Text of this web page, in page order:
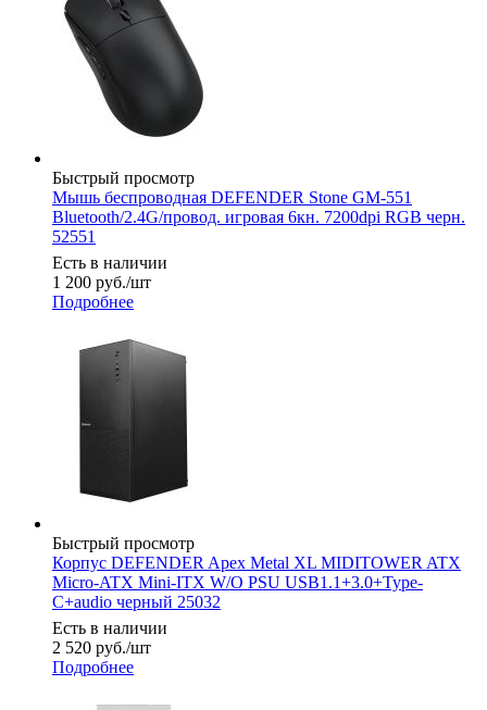
Быстрый просмотр
Мышь беспроводная DEFENDER Stone GM-551
Bluetooth/2.4G/провод. игровая 6кн. 7200dpi RGB черн.
52551
Есть в наличии
1 200 руб./шт
Подробнее
Быстрый просмотр
Корпус DEFENDER Apex Metal XL MIDITOWER ATX
Micro-ATX Mini-ITX W/O PSU USB1.1+3.0+Type-
C+audio черный 25032
Есть в наличии
2 520 руб./шт
Подробнее